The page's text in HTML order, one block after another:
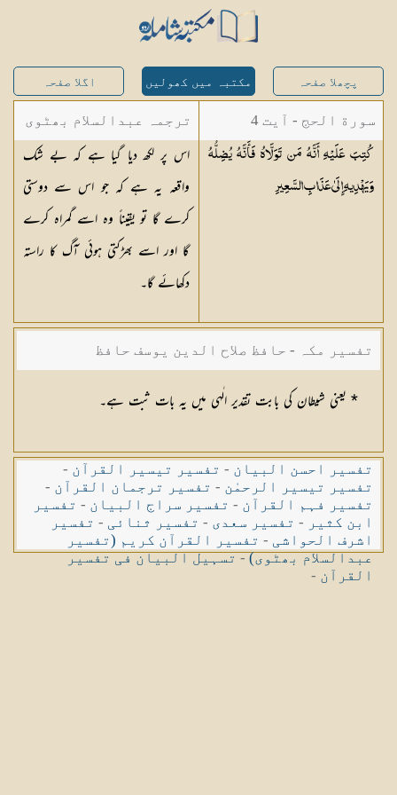
پچھلا صفحہ مکتبہ میں کھولیں اگلا صفحہ
سورة الحج - آیت 4
كُتِبَ عَلَيْهِ أَنَّهُ مَن تَوَلَّاهُ فَأَنَّهُ يُضِلُّهُ
وَيَهْدِيهِ إِلَىٰ عَذَابِالسَّعِيرِ
ترجمہ عبدالسلام بھٹوی
- عبدالسلام بن محمد
اس پر لکھ دیا گیا ہے کہ بے شک
واقعہ یہ ہے کہ جو اس سے دوستی
کرے گا تو یقیناً وہ اسے گمراہ کرے
گا اور اسے بھڑکتی ہوئی آگ کا راستہ
دکھائے گا۔
تفسیر مکہ - حافظ صلاح الدین یوسف حافظ
* یعنی شیطان کی بابت تقدیر الٰہی میں یہ بات ثبت ہے۔
تفسیر احسن البیان - تفسیر تیسیر القرآن -
تفسیر تیسیر الرحمٰن - تفسیر ترجمان القرآن -
تفسیر فہم القرآن - تفسیر سراج البیان - تفسیر
ابن کثیر - تفسیر سعدی - تفسیر ثنائی - تفسیر
اشرف الحواشی - تفسیر القرآن کریم (تفسیر
عبدالسلام بھٹوی)-تسہیل البیان فی تفسیر
القرآن -